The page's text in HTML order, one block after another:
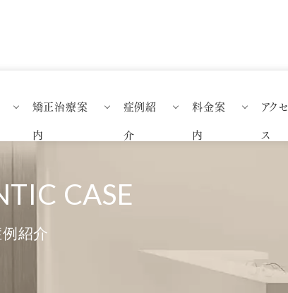
矯正治療案
内
矯正歯科特設ページ
矯正治療について
スピース矯正（インビザライン）
舌側矯正
審美ブラケット矯正
症例紹
介
一般歯科症例紹介
料金案
内
一般歯科料金案内
アクセ
ス
紹介